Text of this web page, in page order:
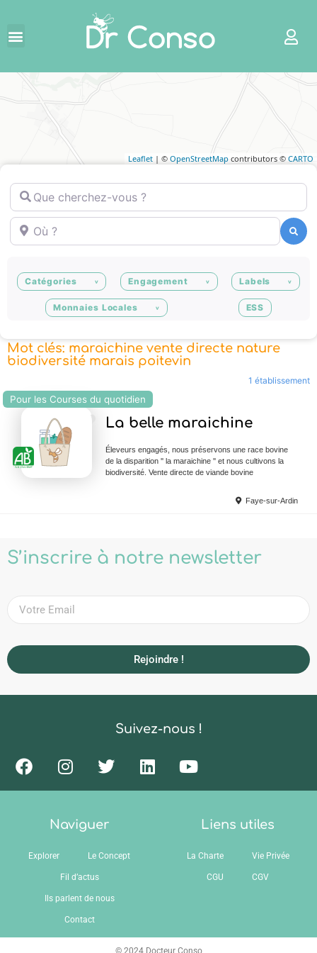
Leaflet | © OpenStreetMap contributors © CARTO
Que cherchez-vous ?
Où ?
Catégories Engagement Labels
Monnaies Locales ESS
Mot clés: maraichine vente directe nature
biodiversité marais poitevin
1 établissement
Pour les Courses du quotidien
La belle maraichine
Éleveurs engagés, nous préservons une race bovine
de la disparition '' la maraichine '' et nous cultivons la
biodiversité. Vente directe de viande bovine
Faye-sur-Ardin
S’inscrire à notre newsletter
Rejoindre !
Suivez-nous !
Naviguer
Explorer Le Concept
Fil d’actus
Ils parlent de nous
Contact
Liens utiles
La Charte Vie Privée
CGU CGV
© 2024 Docteur Conso